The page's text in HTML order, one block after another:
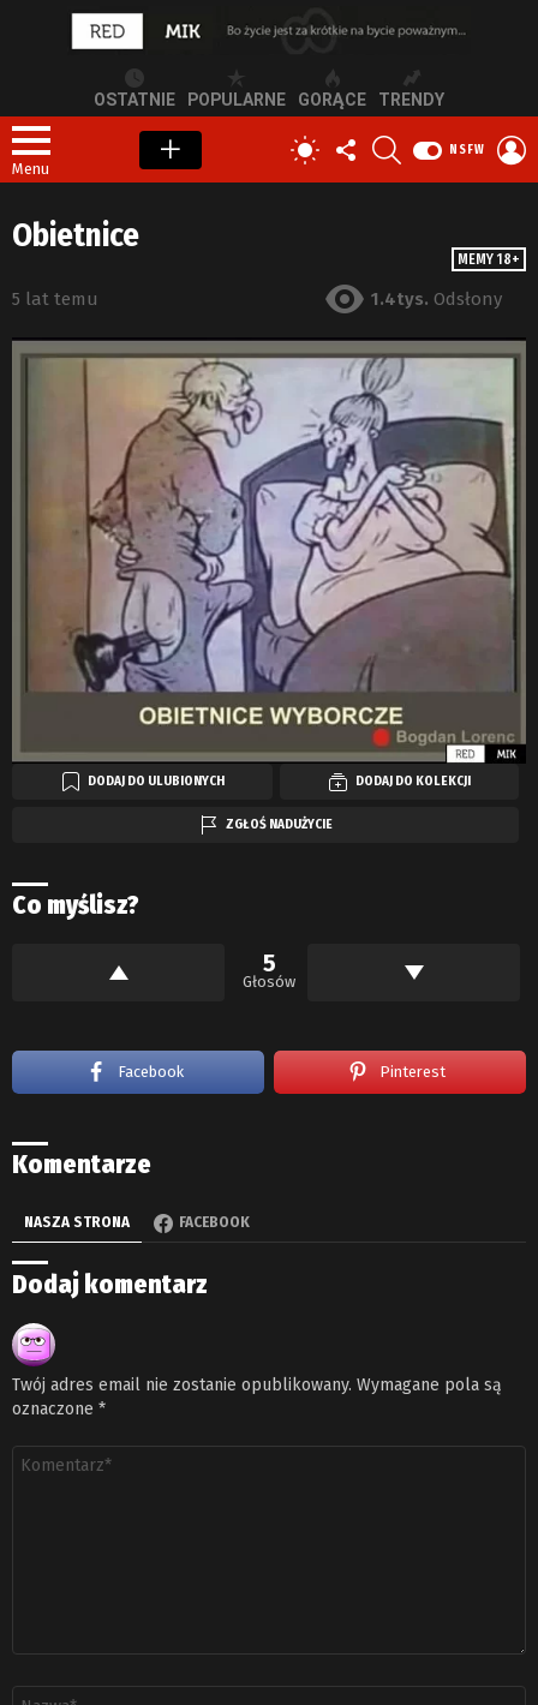
OSTATNIE POPULARNE GORĄCE TRENDY
Menu
PRZEŁĄCZ
SKÓRKĘ
OBSERWUJ
NAS
NSFW
MEMY 18+
Obietnice
5 lat temu 1.4tys. Odsłony
DODAJ DO ULUBIONYCH DODAJ DO KOLEKCJI
ZGŁOŚ NADUŻYCIE
Co myślisz?
5
Głosów
Facebook Pinterest
Komentarze
NASZA STRONA FACEBOOK
Dodaj komentarz
Twój adres email nie zostanie opublikowany. Wymagane pola są
oznaczone *